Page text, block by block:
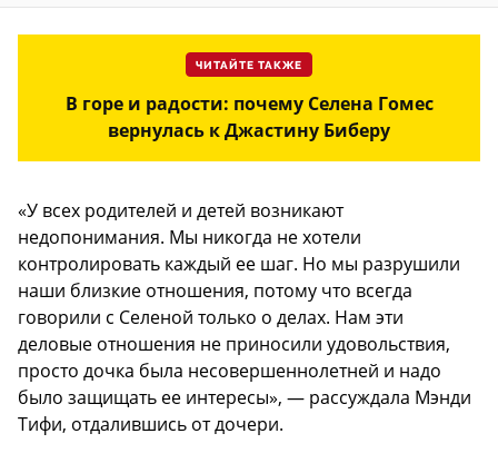
ЧИТАЙТЕ ТАКЖЕ
В горе и радости: почему Селена Гомес
вернулась к Джастину Биберу
«У всех родителей и детей возникают
недопонимания. Мы никогда не хотели
контролировать каждый ее шаг. Но мы разрушили
наши близкие отношения, потому что всегда
говорили с Селеной только о делах. Нам эти
деловые отношения не приносили удовольствия,
просто дочка была несовершеннолетней и надо
было защищать ее интересы», — рассуждала Мэнди
Тифи, отдалившись от дочери.